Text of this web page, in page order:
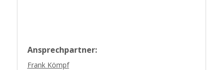
Ansprechpartner:
Frank Kömpf